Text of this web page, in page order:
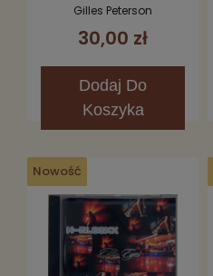
Gilles Peterson
30,00 zł
Dodaj Do
Koszyka
Nowość